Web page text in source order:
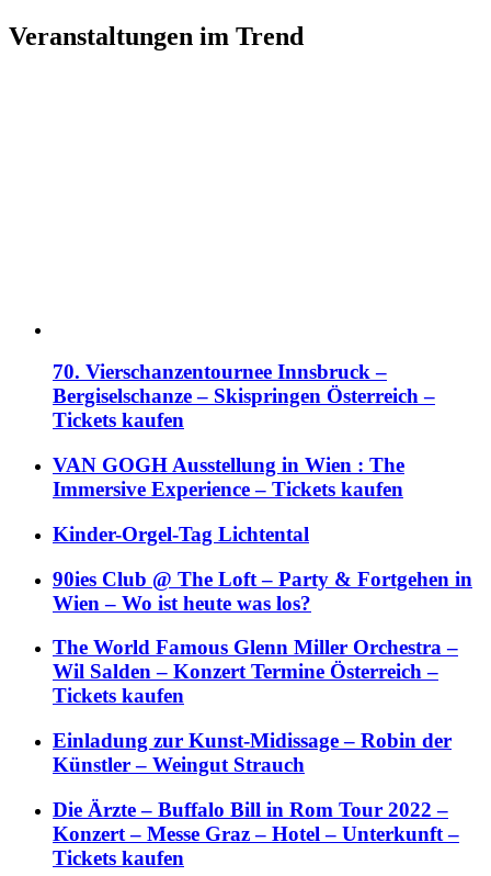
Veranstaltungen im Trend
70. Vierschanzentournee Innsbruck –
Bergiselschanze – Skispringen Österreich –
Tickets kaufen
VAN GOGH Ausstellung in Wien : The
Immersive Experience – Tickets kaufen
Kinder-Orgel-Tag Lichtental
90ies Club @ The Loft – Party & Fortgehen in
Wien – Wo ist heute was los?
The World Famous Glenn Miller Orchestra –
Wil Salden – Konzert Termine Österreich –
Tickets kaufen
Einladung zur Kunst-Midissage – Robin der
Künstler – Weingut Strauch
Die Ärzte – Buffalo Bill in Rom Tour 2022 –
Konzert – Messe Graz – Hotel – Unterkunft –
Tickets kaufen